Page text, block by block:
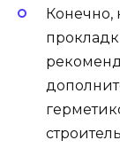
Конечно,